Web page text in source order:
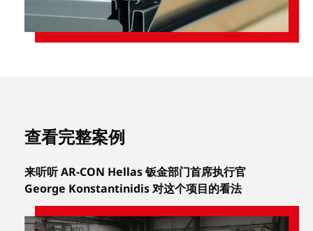
查看完整案例
来听听 AR-CON Hellas 钣金部门首席执行官
George Konstantinidis 对这个项目的看法